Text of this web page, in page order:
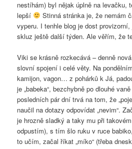
nestíhám) byl nějak úplně na levačku,
lepší
Stinná stránka je, že nemám
vyperu. I tenhle blog je dost
skluz ještě další týden. Ale věřím, že
Viki se krásně rozkecává – denně
slovní spojení i celé věty. Na
kamijon, vagon… z pohárků k Já,
je „babeka“, bezchybně po dlouhé
posledních pár dní trvá na tom, že
naučil na dotazy odpovídat „nevim“.
je hrozně sladký a taky mu při
odpustím), s tím šlo ruku v ruce
to učím, začal říkat „míko“ (třeba